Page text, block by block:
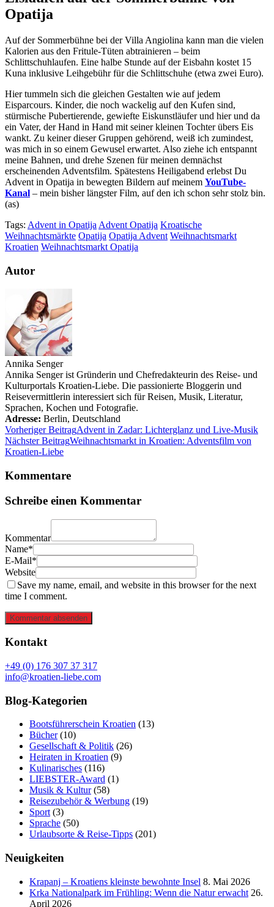
Opatija
Auf der Sommerbühne bei der Villa Angiolina kann man die vielen
Kalorien aus den Fritule-Tüten abtrainieren – beim
Schlittschuhlaufen. Eine halbe Stunde auf der Eisbahn kostet 15
Kuna inklusive Leihgebühr für die Schlittschuhe (etwa zwei Euro).
Hier tummeln sich die gleichen Gestalten wie auf jedem
Eisparcours. Kinder, die noch wackelig auf den Kufen sind,
stürmische Pubertierende, gewiefte Eiskunstläufer und hier und da
ein Vater, der Hand in Hand mit seiner kleinen Tochter übers Eis
wankt. Zu keiner dieser Gruppen gehörend, weiß ich zumindest,
was mich in so einem Gewusel erwartet. Also ziehe ich entspannt
meine Bahnen, und drehe Szenen für meinen demnächst
erscheinenden Adventsfilm. Spätestens Heiligabend erlebst Du
Advent in Opatija in bewegten Bildern auf meinem YouTube-
Kanal – mein bisher längster Film, auf den ich schon sehr stolz bin.
(as)
Tags: Advent in Opatija Advent Opatija Kroatische
Weihnachtsmärkte Opatija Opatija Advent Weihnachtsmarkt
Kroatien Weihnachtsmarkt Opatija
Autor
Annika Senger
Annika Senger ist Gründerin und Chefredakteurin des Reise- und
Kulturportals Kroatien-Liebe. Die passionierte Bloggerin und
Reisevermittlerin interessiert sich für Reisen, Musik, Literatur,
Sprachen, Kochen und Fotografie.
Adresse: Berlin, Deutschland
Vorheriger BeitragAdvent in Zadar: Lichterglanz und Live-Musik
Nächster BeitragWeihnachtsmarkt in Kroatien: Adventsfilm von
Kroatien-Liebe
Kommentare
Schreibe einen Kommentar
Kommentar
Name*
E-Mail*
Website
Save my name, email, and website in this browser for the next
time I comment.
Kommentar absenden
Kontakt
+49 (0) 176 307 37 317
info@kroatien-liebe.com
Blog-Kategorien
Bootsführerschein Kroatien (13)
Bücher(10)
Gesellschaft & Politik (26)
Heiraten in Kroatien (9)
Kulinarisches (116)
LIEBSTER-Award (1)
Musik & Kultur(58)
Reisezubehör & Werbung (19)
Sport(3)
Sprache (50)
Urlaubsorte & Reise-Tipps (201)
Neuigkeiten
Krapanj – Kroatiens kleinste bewohnte Insel 8. Mai 2026
Krka Nationalpark im Frühling: Wenn die Natur erwacht 26.
April 2026